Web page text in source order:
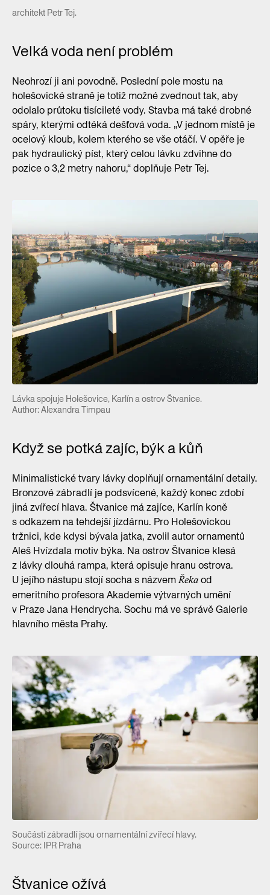
architekt Petr Tej.
Velká voda není problém
Neohrozí ji ani povodně. Poslední pole mostu na
holešovické straně je totiž možné zvednout tak, aby
odolalo průtoku tisícileté vody. Stavba má také drobné
spáry, kterými odtéká dešťová voda. „V jednom místě je
ocelový kloub, kolem kterého se vše otáčí. V opěře je
pak hydraulický píst, který celou lávku zdvihne do
pozice o 3,2 metry nahoru,“ doplňuje Petr Tej.
Lávka spojuje Holešovice, Karlín a ostrov Štvanice.
Author: Alexandra Timpau
Když se potká zajíc, býk a kůň
Minimalistické tvary lávky doplňují ornamentální detaily.
Bronzové zábradlí je podsvícené, každý konec zdobí
jiná zvířecí hlava. Štvanice má zajíce, Karlín koně
s odkazem na tehdejší jízdárnu. Pro Holešovickou
tržnici, kde kdysi bývala jatka, zvolil autor ornamentů
Aleš Hvízdala motiv býka. Na ostrov Štvanice klesá
z lávky dlouhá rampa, která opisuje hranu ostrova.
U jejího nástupu stojí socha s názvemŘeka od
emeritního profesora Akademie výtvarných umění
v Praze Jana Hendrycha. Sochu má ve správě Galerie
hlavního města Prahy.
Součástí zábradlí jsou ornamentální zvířecí hlavy.
Source: IPR Praha
Štvanice ožívá